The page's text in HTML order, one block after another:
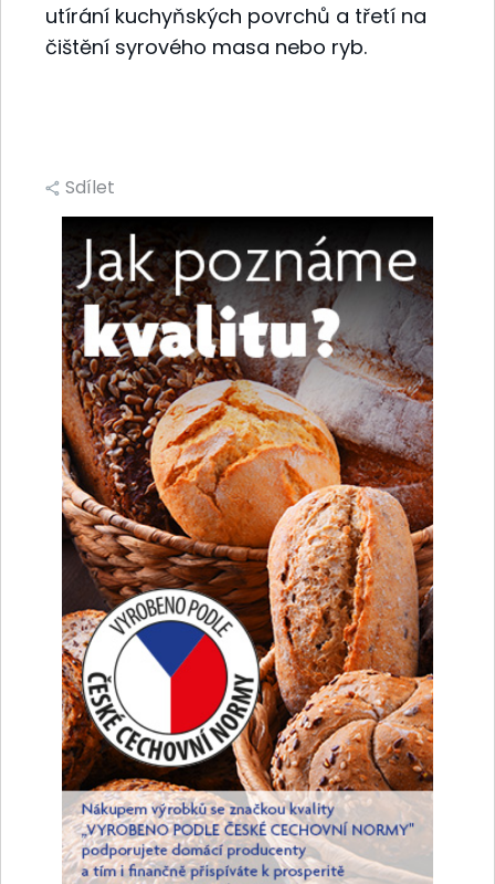
utírání kuchyňských povrchů a třetí na
čištění syrového masa nebo ryb.
Sdílet